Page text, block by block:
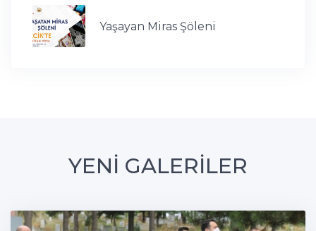
Yaşayan Miras Şöleni
YENİ GALERİLER